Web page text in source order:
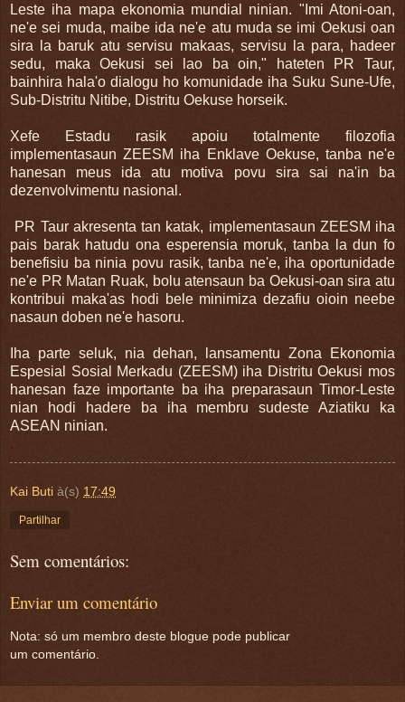
Leste iha mapa ekonomia mundial ninian. "Imi Atoni-oan,
ne'e sei muda, maibe ida ne'e atu muda se imi Oekusi oan
sira la baruk atu servisu makaas, servisu la para, hadeer
sedu, maka Oekusi sei lao ba oin," hateten PR Taur,
bainhira hala'o dialogu ho komunidade iha Suku Sune-Ufe,
Sub-Distritu Nitibe, Distritu Oekuse horseik.
Xefe Estadu rasik apoiu totalmente filozofia
implementasaun ZEESM iha Enklave Oekuse, tanba ne'e
hanesan meus ida atu motiva povu sira sai na'in ba
dezenvolvimentu nasional.
PR Taur akresenta tan katak, implementasaun ZEESM iha
pais barak hatudu ona esperensia moruk, tanba la dun fo
benefisiu ba ninia povu rasik, tanba ne'e, iha oportunidade
ne'e PR Matan Ruak, bolu atensaun ba Oekusi-oan sira atu
kontribui maka'as hodi bele minimiza dezafiu oioin neebe
nasaun doben ne'e hasoru.
Iha parte seluk, nia dehan, lansamentu Zona Ekonomia
Espesial Sosial Merkadu (ZEESM) iha Distritu Oekusi mos
hanesan faze importante ba iha preparasaun Timor-Leste
nian hodi hadere ba iha membru sudeste Aziatiku ka
ASEAN ninian.
.
Kai Buti à(s) 17:49
Partilhar
Sem comentários:
Enviar um comentário
Nota: só um membro deste blogue pode publicar
um comentário.